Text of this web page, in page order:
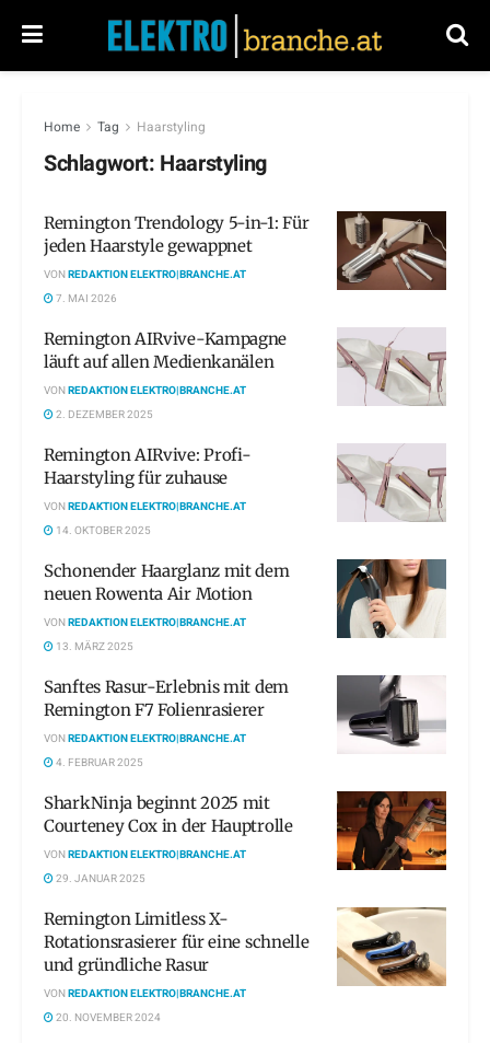
Home Tag Haarstyling
Schlagwort: Haarstyling
Remington Trendology 5-in-1: Für
jeden Haarstyle gewappnet
VONREDAKTION ELEKTRO|BRANCHE.AT
7. MAI 2026
Remington AIRvive-Kampagne
läuft auf allen Medienkanälen
VONREDAKTION ELEKTRO|BRANCHE.AT
2. DEZEMBER 2025
Remington AIRvive: Profi-
Haarstyling für zuhause
VONREDAKTION ELEKTRO|BRANCHE.AT
14. OKTOBER 2025
Schonender Haarglanz mit dem
neuen Rowenta Air Motion
VONREDAKTION ELEKTRO|BRANCHE.AT
13. MÄRZ 2025
Sanftes Rasur-Erlebnis mit dem
Remington F7 Folienrasierer
VONREDAKTION ELEKTRO|BRANCHE.AT
4. FEBRUAR 2025
SharkNinja beginnt 2025 mit
Courteney Cox in der Hauptrolle
VONREDAKTION ELEKTRO|BRANCHE.AT
29. JANUAR 2025
Remington Limitless X-
Rotationsrasierer für eine schnelle
und gründliche Rasur
VONREDAKTION ELEKTRO|BRANCHE.AT
20. NOVEMBER 2024